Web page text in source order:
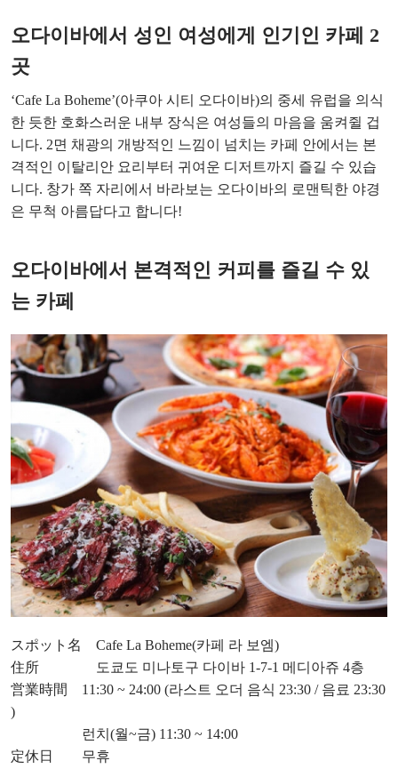
오다이바에서 성인 여성에게 인기인 카페 2
곳
‘Cafe La Boheme’(아쿠아 시티 오다이바)의 중세 유럽을 의식
한 듯한 호화스러운 내부 장식은 여성들의 마음을 움켜쥘 겁
니다. 2면 채광의 개방적인 느낌이 넘치는 카페 안에서는 본
격적인 이탈리안 요리부터 귀여운 디저트까지 즐길 수 있습
니다. 창가 쪽 자리에서 바라보는 오다이바의 로맨틱한 야경
은 무척 아름답다고 합니다!
오다이바에서 본격적인 커피를 즐길 수 있
는 카페
スポット名 Cafe La Boheme(카페 라 보엠)
住所 도쿄도 미나토구 다이바 1-7-1 메디아쥬 4층
営業時間 11:30 ~ 24:00 (라스트 오더 음식 23:30 / 음료 23:30
)
런치(월~금) 11:30 ~ 14:00
定休日 무휴